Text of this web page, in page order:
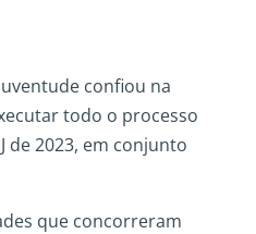
confiou na
todo o processo
de 2023, em conjunto
que concorreram